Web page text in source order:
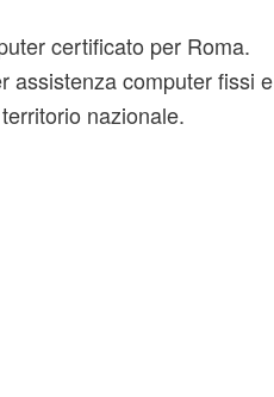
certificato per Roma.
assistenza computer fissi e
nazionale.